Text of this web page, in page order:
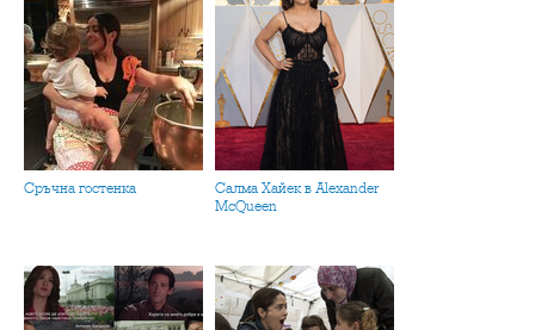
Сръчна гостенка
Салма Хайек в Alexander
McQueen